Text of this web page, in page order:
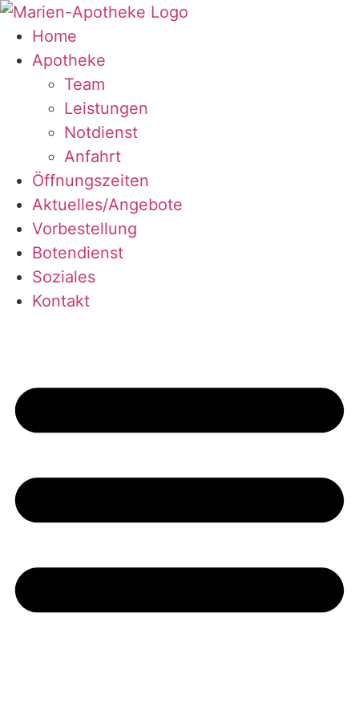
Zum
Inhalt
springen
Home
Apotheke
Team
Leistungen
Notdienst
Anfahrt
Öffnungszeiten
Aktuelles/Angebote
Vorbestellung
Botendienst
Soziales
Kontakt